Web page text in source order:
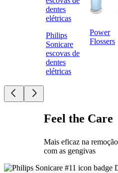
Philips
Sonicare
escovas de
dentes
elétricas
Power
Flossers
Feel the Care
Mais eficaz na
com as gengivas